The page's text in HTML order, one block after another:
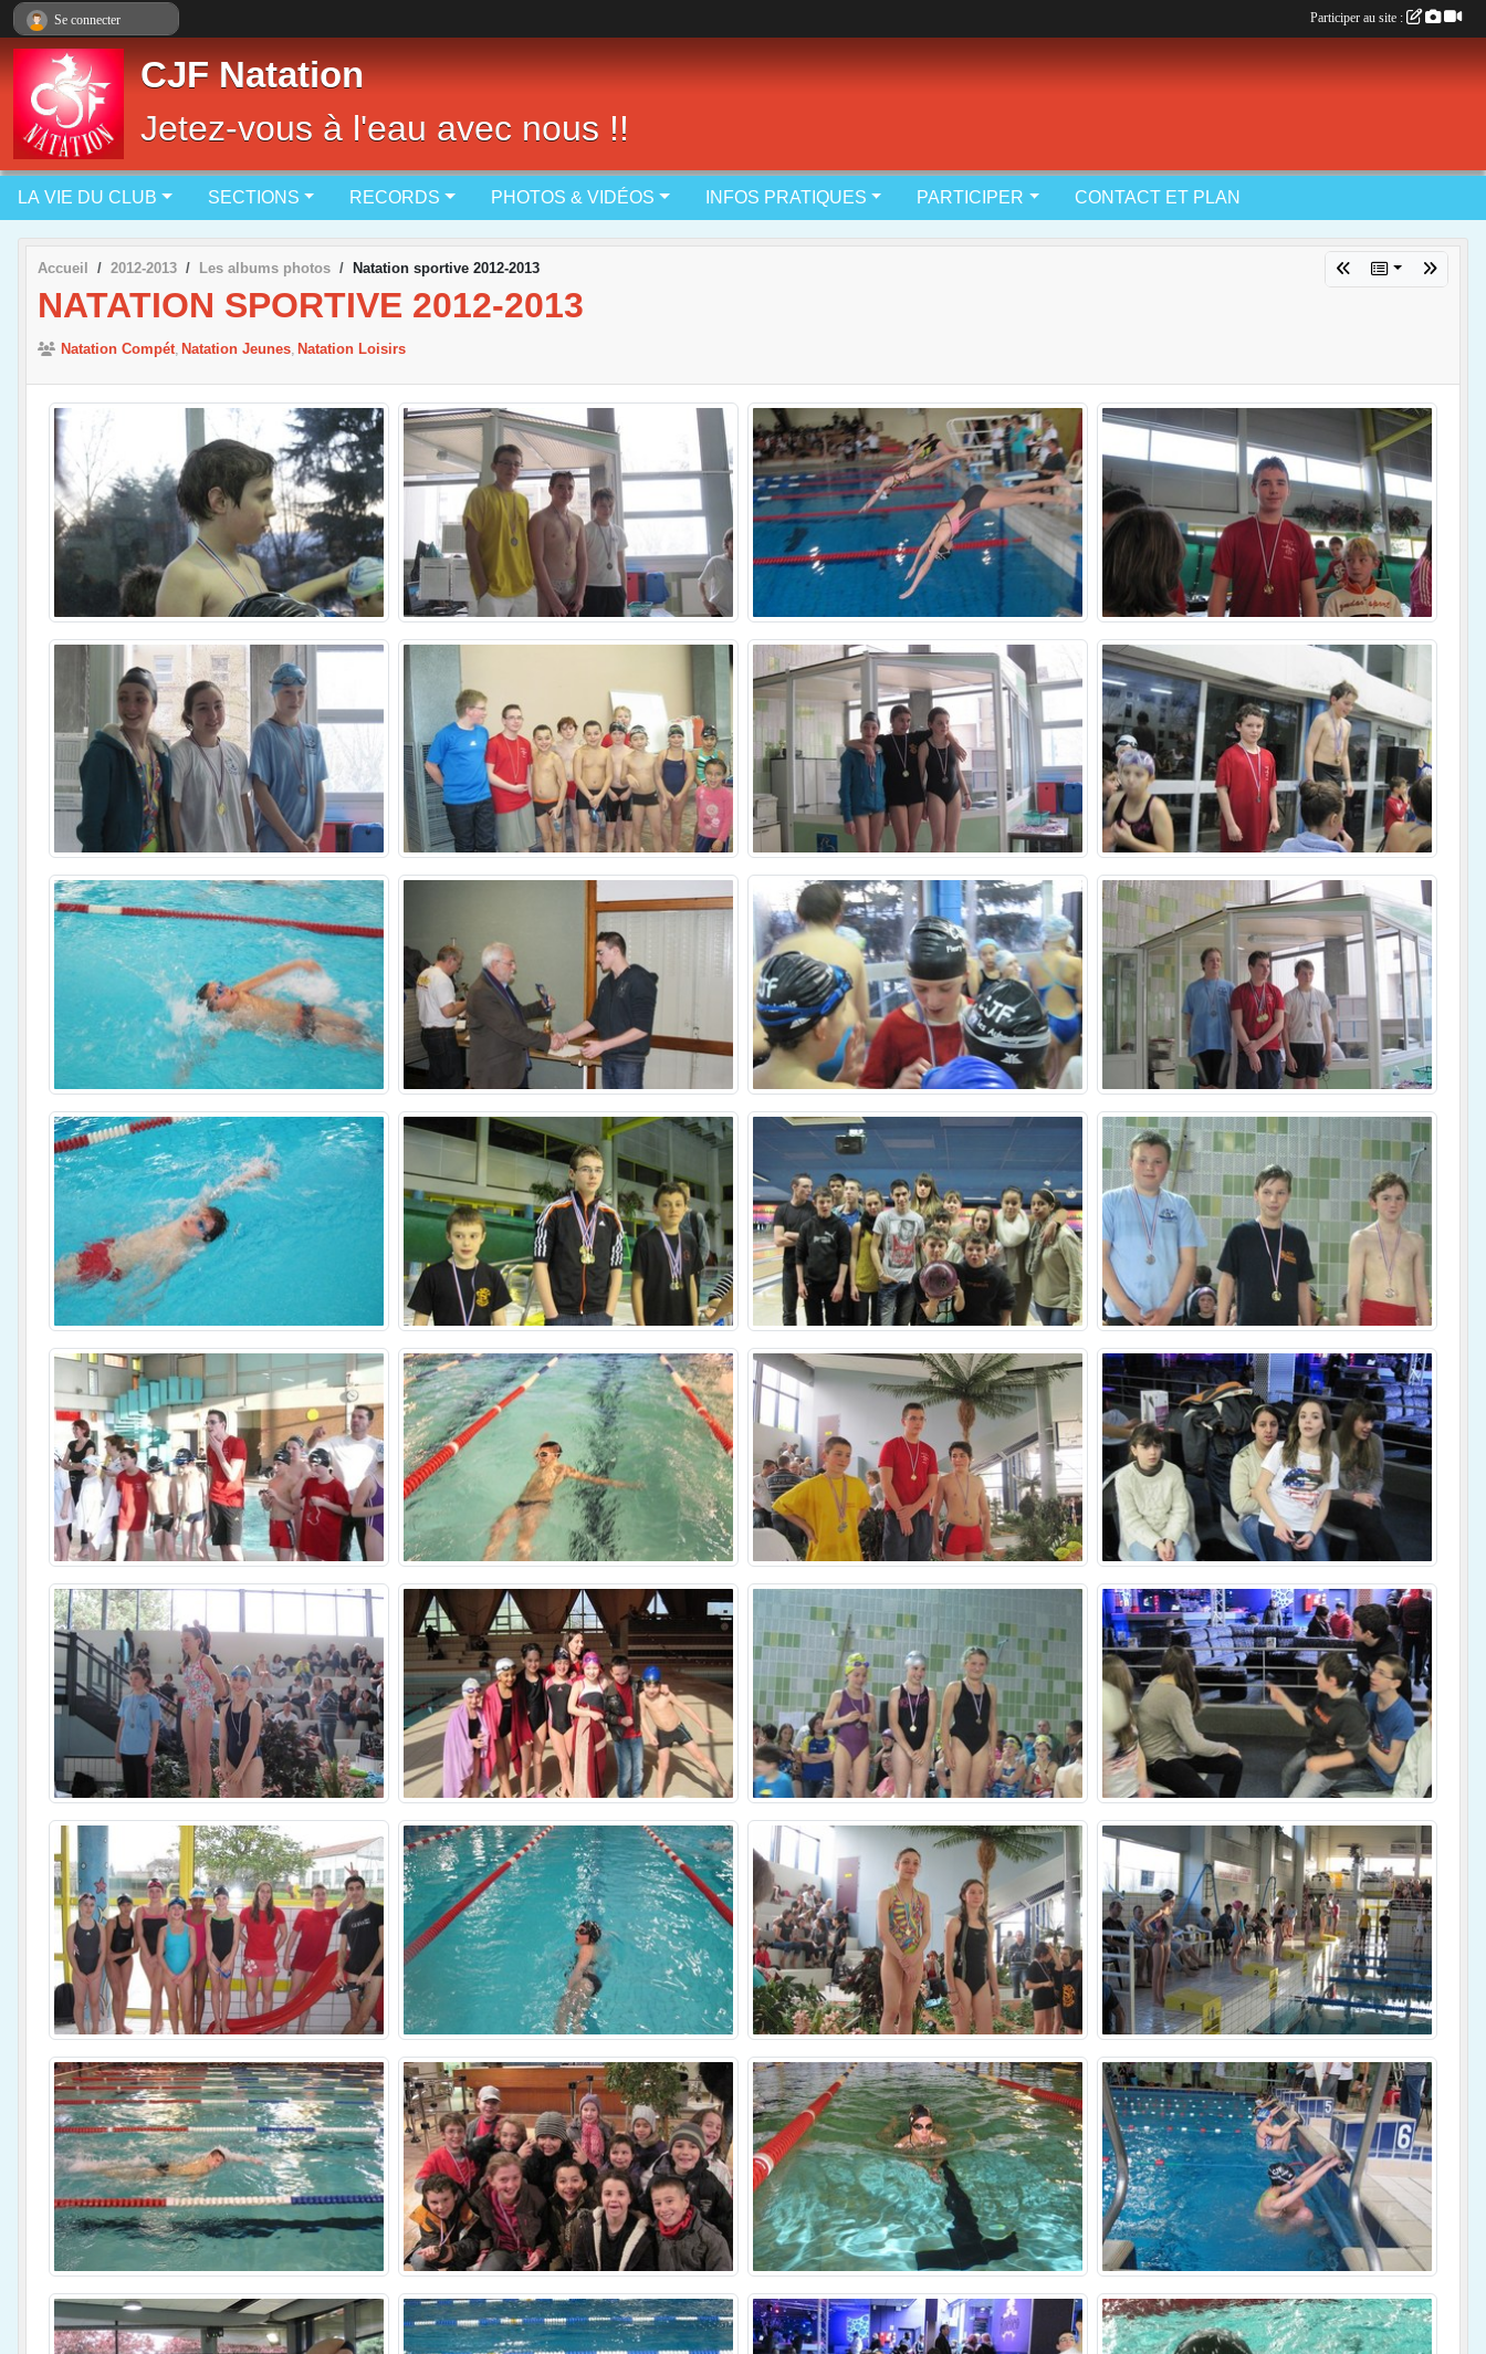
CJF Natation
Jetez-vous à l'eau avec nous !!
LA VIE DU CLUB SECTIONS RECORDS PHOTOS & VIDÉOS INFOS PRATIQUES PARTICIPER CONTACT ET PLAN
Accueil 2012-2013 Les albums photos Natation sportive 2012-2013
NATATION SPORTIVE 2012-2013
Natation Compét Natation Jeunes Natation Loisirs
Se connecter Participer au site :
Panneau de gestion des cookies